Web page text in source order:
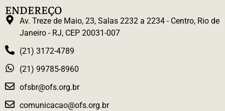
ENDEREÇO
Av. Treze de Maio, 23, Salas 2232 a 2234 - Centro, Rio de
Janeiro - RJ, CEP 20031-007
(21) 3172-4789
(21) 99785-8960
ofsbr@ofs.org.br
comunicacao@ofs.org.br